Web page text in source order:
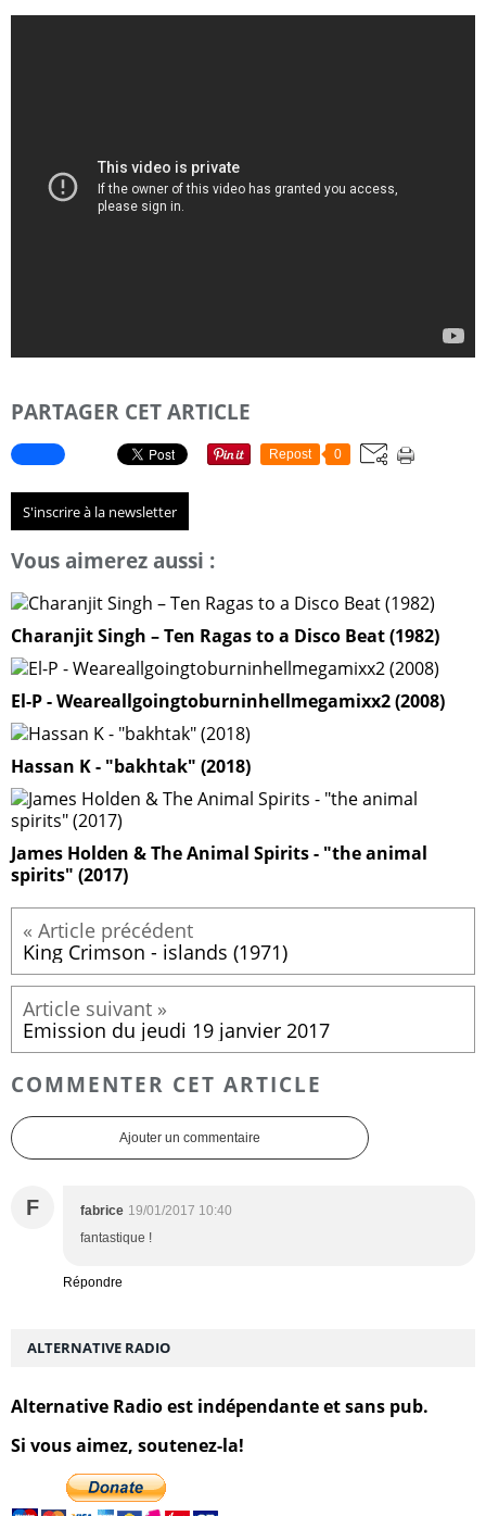
PARTAGER CET ARTICLE
Repost 0
S'inscrire à la newsletter
Vous aimerez aussi :
Charanjit Singh – Ten Ragas to a Disco Beat (1982)
El-P - Weareallgoingtoburninhellmegamixx2 (2008)
Hassan K - "bakhtak" (2018)
James Holden & The Animal Spirits - "the animal
spirits" (2017)
King Crimson - islands (1971)
Emission du jeudi 19 janvier 2017
COMMENTER CET ARTICLE
Ajouter un commentaire
F fabrice 19/01/2017 10:40
fantastique !
Répondre
ALTERNATIVE RADIO
Alternative Radio est indépendante et sans pub.
Si vous aimez, soutenez-la!